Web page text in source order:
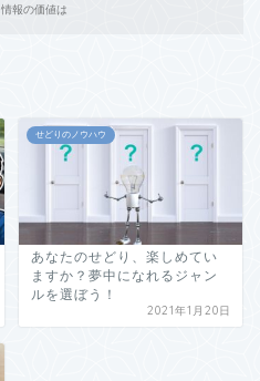
情報の価値は
せどりのノウハウ
あなたのせどり、楽しめてい
ますか？夢中になれるジャン
ルを選ぼう！
2021年1月20日